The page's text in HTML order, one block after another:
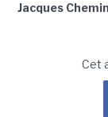
Jacques
Cet